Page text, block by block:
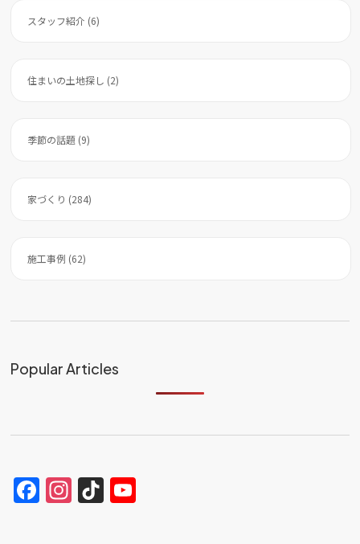
スタッフ紹介 (6)
住まいの土地探し (2)
季節の話題 (9)
家づくり (284)
施工事例 (62)
Popular Articles
Facebook
Instagram
TikTok